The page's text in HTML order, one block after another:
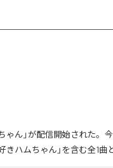
ゃん」が配信開始された。
きハムちゃん」を含む全1曲